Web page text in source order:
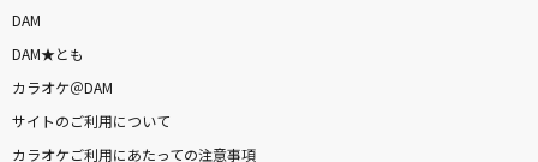
[生音]サマードリーム
TUBE(チューブ)
[生音]Love so sweet
DAM
DAM★とも
カラオケ＠DAM
サイトのご利用について
カラオケご利用にあたっての注意事項